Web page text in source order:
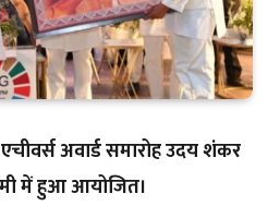
अवार्ड समारोह उदय शंकर
में हुआ आयोजित।